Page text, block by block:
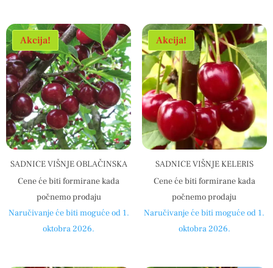
Akcija!
SADNICE VIŠNJE OBLAČINSKA
Cene će biti formirane kada
počnemo prodaju
Naručivanje će biti moguće od 1.
oktobra 2026.
Akcija!
SADNICE VIŠNJE KELERIS
Cene će biti formirane kada
počnemo prodaju
Naručivanje će biti moguće od 1.
oktobra 2026.